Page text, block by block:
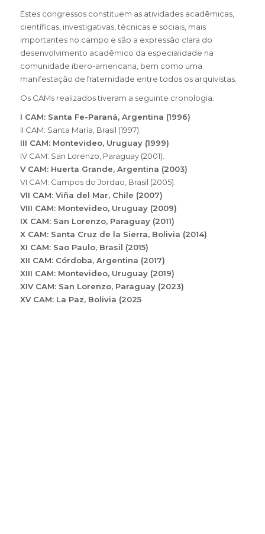
Estes congressos constituem as atividades acadêmicas,
científicas, investigativas, técnicas e sociais, mais
importantes no campo e são a expressão clara do
desenvolvimento acadêmico da especialidade na
comunidade ibero-americana, bem como uma
manifestação de fraternidade entre todos os arquivistas.
Os CAMs realizados tiveram a seguinte cronologia:
I CAM: Santa Fe-Paraná, Argentina (1996)
II CAM: Santa María, Brasil (1997).
III CAM: Montevideo, Uruguay (1999)
IV CAM: San Lorenzo, Paraguay (2001).
V CAM: Huerta Grande, Argentina (2003)
VI CAM: Campos do Jordao, Brasil (2005).
VII CAM: Viña del Mar, Chile (2007)
VIII CAM: Montevideo, Uruguay (2009)
IX CAM: San Lorenzo, Paraguay (2011)
X CAM: Santa Cruz de la Sierra, Bolivia (2014)
XI CAM: Sao Paulo, Brasil (2015)
XII CAM: Córdoba, Argentina (2017)
XIII CAM: Montevideo, Uruguay (2019)
XIV CAM: San Lorenzo, Paraguay (2023)
XV CAM: La Paz, Bolivia (2025